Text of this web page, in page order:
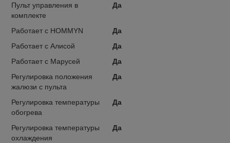
Пульт управления в
комплекте
Да
Работает с HOMMYN
Да
Работает с Алисой
Да
Работает с Марусей
Да
Регулировка положения
жалюзи с пульта
Да
Регулировка температуры
обогрева
Да
Регулировка температуры
охлаждения
Да